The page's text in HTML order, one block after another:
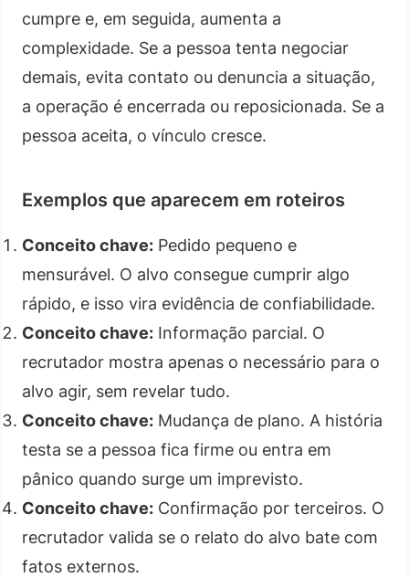
cumpre e, em seguida, aumenta a
complexidade. Se a pessoa tenta negociar
demais, evita contato ou denuncia a situação,
a operação é encerrada ou reposicionada. Se a
pessoa aceita, o vínculo cresce.
Exemplos que aparecem em roteiros
Conceito chave: Pedido pequeno e
mensurável. O alvo consegue cumprir algo
rápido, e isso vira evidência de confiabilidade.
Conceito chave: Informação parcial. O
recrutador mostra apenas o necessário para o
alvo agir, sem revelar tudo.
Conceito chave: Mudança de plano. A história
testa se a pessoa fica firme ou entra em
pânico quando surge um imprevisto.
Conceito chave: Confirmação por terceiros. O
recrutador valida se o relato do alvo bate com
fatos externos.